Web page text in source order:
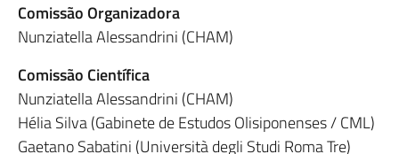
Comissão Organizadora
Nunziatella Alessandrini (CHAM)
Comissão Científica
Nunziatella Alessandrini (CHAM)
Hélia Silva (Gabinete de Estudos Olisiponenses / CML)
Gaetano Sabatini (Università degli Studi Roma Tre)